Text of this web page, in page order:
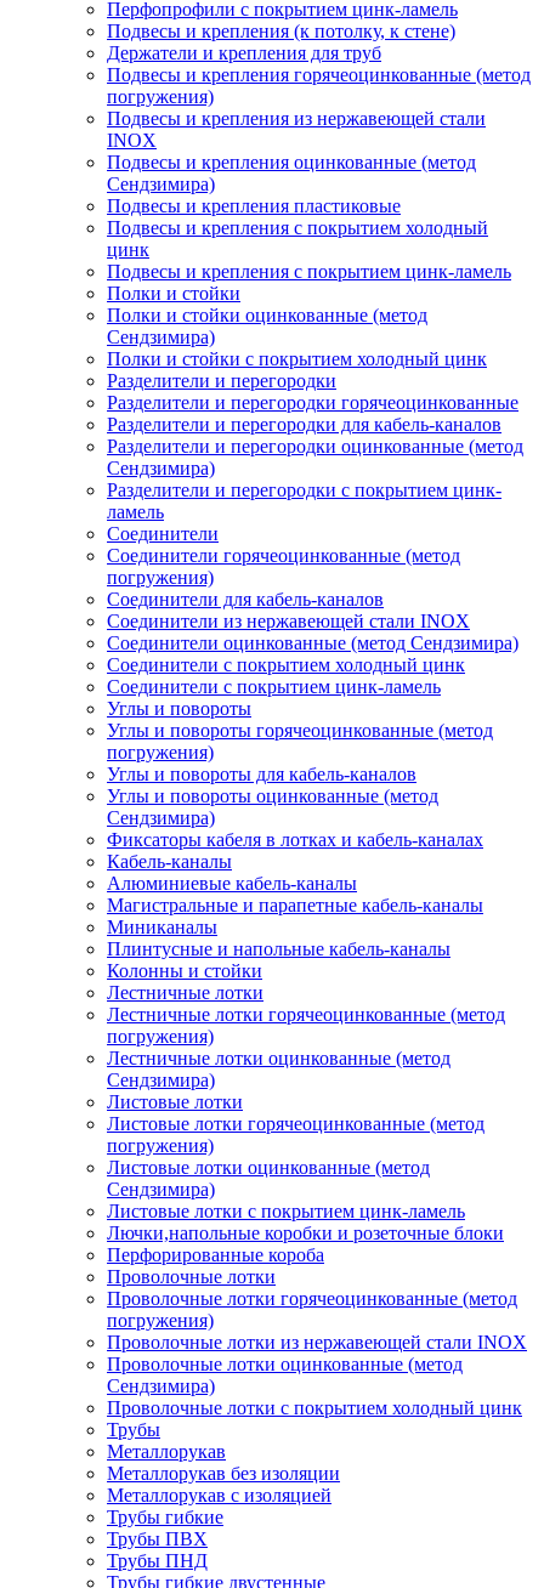
Перфопрофили с покрытием цинк-ламель
Подвесы и крепления (к потолку, к стене)
Держатели и крепления для труб
Подвесы и крепления горячеоцинкованные (метод
погружения)
Подвесы и крепления из нержавеющей стали
INOX
Подвесы и крепления оцинкованные (метод
Сендзимира)
Подвесы и крепления пластиковые
Подвесы и крепления с покрытием холодный
цинк
Подвесы и крепления с покрытием цинк-ламель
Полки и стойки
Полки и стойки оцинкованные (метод
Сендзимира)
Полки и стойки с покрытием холодный цинк
Разделители и перегородки
Разделители и перегородки горячеоцинкованные
Разделители и перегородки для кабель-каналов
Разделители и перегородки оцинкованные (метод
Сендзимира)
Разделители и перегородки с покрытием цинк-
ламель
Соединители
Соединители горячеоцинкованные (метод
погружения)
Соединители для кабель-каналов
Соединители из нержавеющей стали INOX
Соединители оцинкованные (метод Сендзимира)
Соединители с покрытием холодный цинк
Соединители с покрытием цинк-ламель
Углы и повороты
Углы и повороты горячеоцинкованные (метод
погружения)
Углы и повороты для кабель-каналов
Углы и повороты оцинкованные (метод
Сендзимира)
Фиксаторы кабеля в лотках и кабель-каналах
Кабель-каналы
Алюминиевые кабель-каналы
Магистральные и парапетные кабель-каналы
Миниканалы
Плинтусные и напольные кабель-каналы
Колонны и стойки
Лестничные лотки
Лестничные лотки горячеоцинкованные (метод
погружения)
Лестничные лотки оцинкованные (метод
Сендзимира)
Листовые лотки
Листовые лотки горячеоцинкованные (метод
погружения)
Листовые лотки оцинкованные (метод
Сендзимира)
Листовые лотки с покрытием цинк-ламель
Лючки,напольные коробки и розеточные блоки
Перфорированные короба
Проволочные лотки
Проволочные лотки горячеоцинкованные (метод
погружения)
Проволочные лотки из нержавеющей стали INOX
Проволочные лотки оцинкованные (метод
Сендзимира)
Проволочные лотки с покрытием холодный цинк
Трубы
Металлорукав
Металлорукав без изоляции
Металлорукав с изоляцией
Трубы гибкие
Трубы ПВХ
Трубы ПНД
Трубы гибкие двустенные